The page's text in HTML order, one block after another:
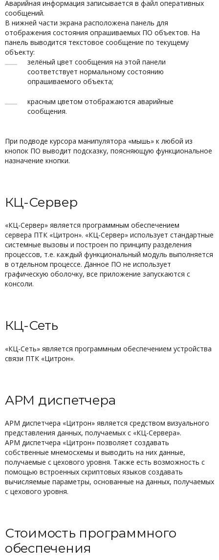
Аварийная информация записывается в файл оперативных
сообщений.
В нижней части экрана расположена панель для
отображения состояния опрашиваемых ПО объектов. На
панель выводится текстовое сообщение по текущему
объекту:
зелёный цвет сообщения на этой панели
соответствует нормальному состоянию
опрашиваемого объекта;
красным цветом отображаются аварийные
сообщения.
При подводе курсора манипулятора «мышь» к любой из
кнопок ПО выводит подсказку, поясняющую функциональное
назначение кнопки.
КЦ-Сервер
«КЦ-Сервер» является программным обеспечением
сервера ПТК «Цитрон». «КЦ-Сервер» использует стандартные
системные вызовы и построен по принципу разделения
процессов, т.е. каждый функциональный модуль выполняется
в отдельном процессе. Данное ПО не использует
графическую оболочку, все приложение запускаются с
консоли.
КЦ-Сеть
«КЦ-Сеть» является программным обеспечением устройства
связи ПТК «Цитрон».
АРМ диспетчера
АРМ диспетчера «Цитрон» является средством визуального
представления данных, получаемых с «КЦ-Сервера».
АРМ диспетчера «Цитрон» позволяет создавать
собственные мнемосхемы и выводить на них данные,
получаемые с цехового уровня. Также есть возможность с
помощью встроенных скриптовых языков создавать
вычисляемые параметры, основанные на данных, получаемых
с цехового уровня.
Стоимость программного
обеспечения